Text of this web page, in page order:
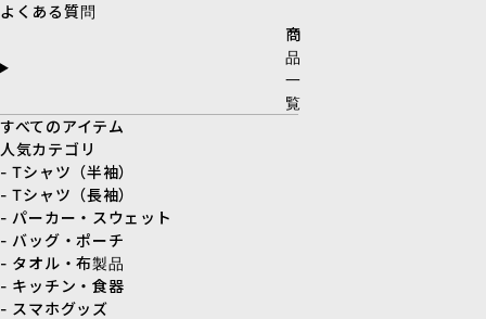
よくある質問
商
品
一
覧
すべてのアイテム
人気カテゴリ
- Tシャツ（半袖）
- Tシャツ（長袖）
- パーカー・スウェット
- バッグ・ポーチ
- タオル・布製品
- キッチン・食器
- スマホグッズ